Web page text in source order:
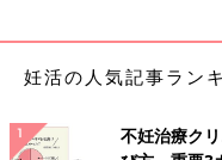
妊活の人気記事ラン
不妊治療ク